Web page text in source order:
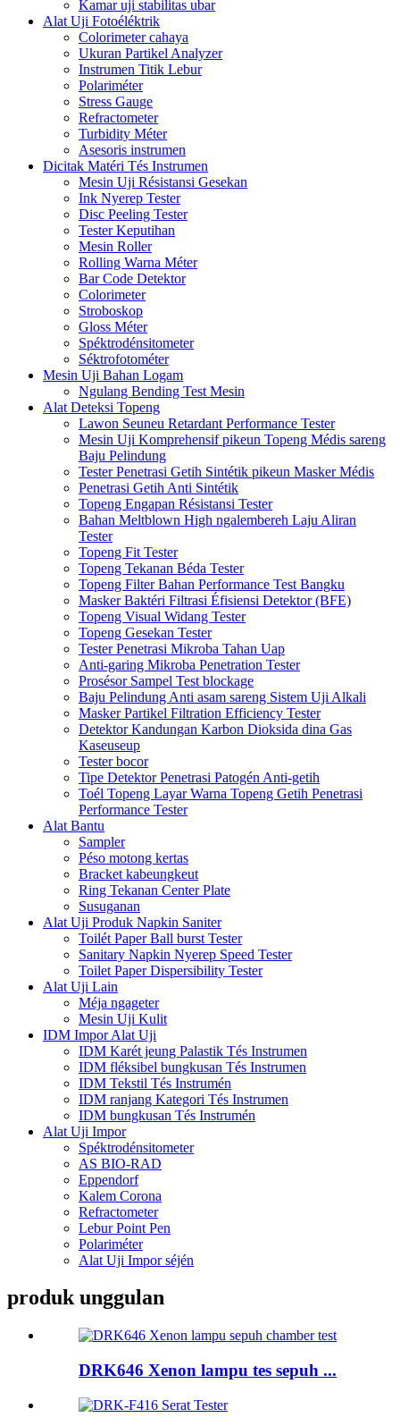
Kamar uji stabilitas ubar
Alat Uji Fotoéléktrik
Colorimeter cahaya
Ukuran Partikel Analyzer
Instrumen Titik Lebur
Polariméter
Stress Gauge
Refractometer
Turbidity Méter
Asesoris instrumen
Dicitak Matéri Tés Instrumen
Mesin Uji Résistansi Gesekan
Ink Nyerep Tester
Disc Peeling Tester
Tester Keputihan
Mesin Roller
Rolling Warna Méter
Bar Code Detektor
Colorimeter
Stroboskop
Gloss Méter
Spéktrodénsitometer
Séktrofotométer
Mesin Uji Bahan Logam
Ngulang Bending Test Mesin
Alat Deteksi Topeng
Lawon Seuneu Retardant Performance Tester
Mesin Uji Komprehensif pikeun Topeng Médis sareng
Baju Pelindung
Tester Penetrasi Getih Sintétik pikeun Masker Médis
Penetrasi Getih Anti Sintétik
Topeng Engapan Résistansi Tester
Bahan Meltblown High ngalembereh Laju Aliran
Tester
Topeng Fit Tester
Topeng Tekanan Béda Tester
Topeng Filter Bahan Performance Test Bangku
Masker Baktéri Filtrasi Éfisiensi Detektor (BFE)
Topeng Visual Widang Tester
Topeng Gesekan Tester
Tester Penetrasi Mikroba Tahan Uap
Anti-garing Mikroba Penetration Tester
Prosésor Sampel Test blockage
Baju Pelindung Anti asam sareng Sistem Uji Alkali
Masker Partikel Filtration Efficiency Tester
Detektor Kandungan Karbon Dioksida dina Gas
Kaseuseup
Tester bocor
Tipe Detektor Penetrasi Patogén Anti-getih
Toél Topeng Layar Warna Topeng Getih Penetrasi
Performance Tester
Alat Bantu
Sampler
Péso motong kertas
Bracket kabeungkeut
Ring Tekanan Center Plate
Susuganan
Alat Uji Produk Napkin Saniter
Toilét Paper Ball burst Tester
Sanitary Napkin Nyerep Speed ​​Tester
Toilet Paper Dispersibility Tester
Alat Uji Lain
Méja ngageter
Mesin Uji Kulit
IDM Impor Alat Uji
IDM Karét jeung Palastik Tés Instrumen
IDM fléksibel bungkusan Tés Instrumen
IDM Tekstil Tés Instrumén
IDM ranjang Kategori Tés Instrumen
IDM bungkusan Tés Instrumén
Alat Uji Impor
Spéktrodénsitometer
AS BIO-RAD
Eppendorf
Kalem Corona
Refractometer
Lebur Point Pen
Polariméter
Alat Uji Impor séjén
produk unggulan
DRK646 Xenon lampu tes sepuh ...